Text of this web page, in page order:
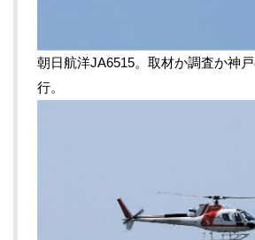
朝日航洋JA6515。取材か調査か神
行。